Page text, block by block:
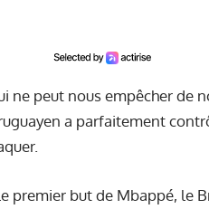
peut nous empêcher de
a parfaitement
premier but de Mbappé, le